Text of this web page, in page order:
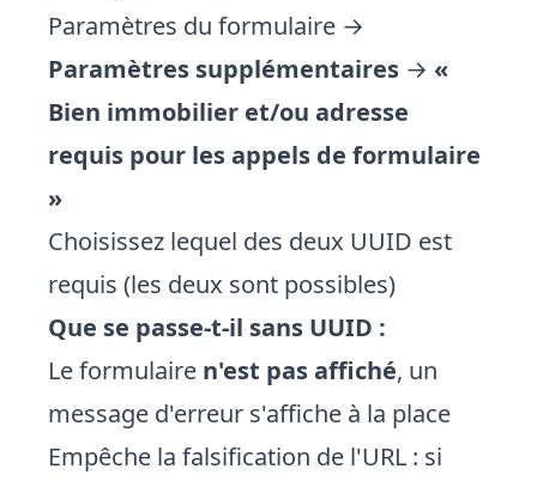
Paramètres du formulaire →
Paramètres supplémentaires → «
Bien immobilier et/ou adresse
requis pour les appels de formulaire
»
Choisissez lequel des deux UUID est
requis (les deux sont possibles)
Que se passe-t-il sans UUID :
Le formulaire n'est pas affiché, un
message d'erreur s'affiche à la place
Empêche la falsification de l'URL : si